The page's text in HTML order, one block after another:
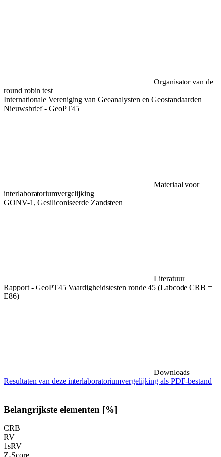
Organisator van de
round robin test
Internationale Vereniging van Geoanalysten en Geostandaarden
Nieuwsbrief - GeoPT45
Materiaal voor
interlaboratoriumvergelijking
GONV-1, Gesiliconiseerde Zandsteen
Literatuur
Rapport - GeoPT45 Vaardigheidstesten ronde 45 (Labcode CRB =
E86)
Downloads
Resultaten van deze interlaboratoriumvergelijking als PDF-bestand
Belangrijkste elementen [%]
CRB
RV
1sRV
Z-Score